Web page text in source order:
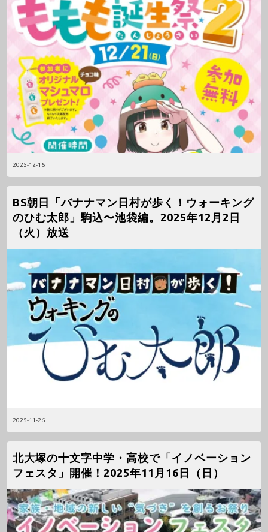
2025-12-16
2025-11-26
BS朝日「バナナマン日村が歩く！ウォーキング
のひむ太郎」駒込〜池袋編。2025年12月2日
（火）放送
北大塚の十文字中学・高校で「イノベーション
フェスタ」開催！2025年11月16日（日）